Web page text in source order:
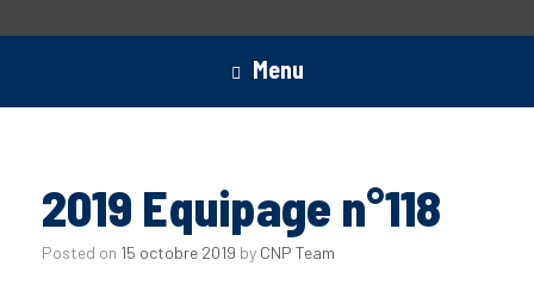
Menu
2019 Equipage n°118
Posted on 15 octobre 2019 by CNP Team